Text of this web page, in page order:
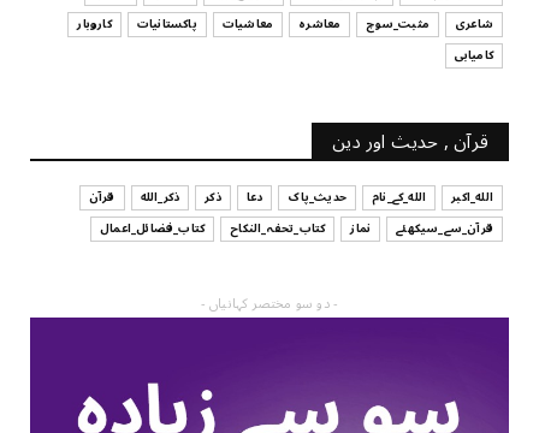
شاعری
مثبت_سوچ معاشرہ معاشیات پاکستانیات
کاروبار
کامیابی
قرآن , حدیث اور دین
الله_اکبر الله_کے_نام حدیث_پاک دعا ذکر ذکر_الله
قرآن
قرآن_سے_سیکھئے
نماز کتاب_تحفہ_النکاح کتاب_فضائل_اعمال
- دو سو مختصر کہانیاں -